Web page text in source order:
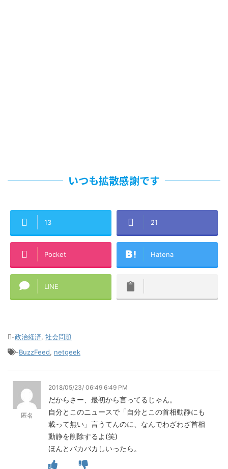
いつも拡散感謝です
13 21
Pocket Hatena
LINE
-政治経済, 社会問題
-BuzzFeed, netgeek
匿名
2018/05/23/ 06:49 6:49 PM
だからさー、最初から言ってるじゃん。
自分とこのニュースで「自分とこの首相動静にも
載って無い」言うてんのに、なんでわざわざ首相
動静を削除するよ(笑)
ほんとバカバカしいったら。